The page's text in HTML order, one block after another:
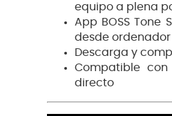
equipo a plena
App BOSS
desde ordenador
Descarga y
Compatible
directo